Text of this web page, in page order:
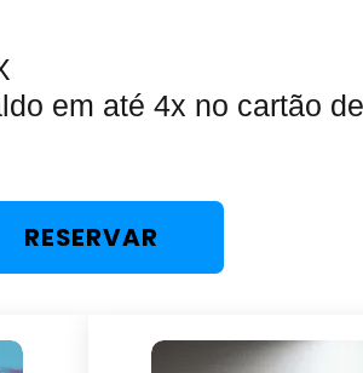
em até 4x no cartão
RESERVAR